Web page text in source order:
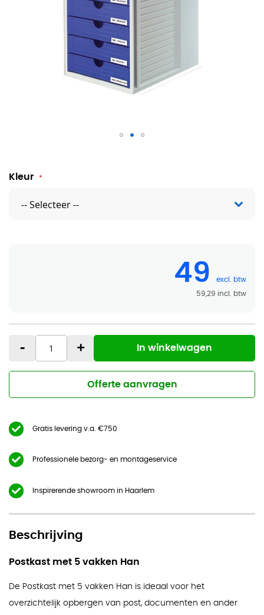
Postkast met 5 vakken HAN
Kleur
49
59,29
- + In winkelwagen
Offerte aanvragen
Gratis levering v.a. €750
Professionele bezorg- en montageservice
Inspirerende showroom in Haarlem
Beschrijving
Postkast met 5 vakken Han
De Postkast met 5 vakken Han is ideaal voor het
overzichtelijk opbergen van post, documenten en ander